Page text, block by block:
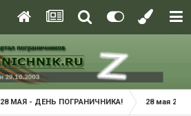
28 МАЯ - ДЕНЬ ПОГРАНИЧНИКА! 28 мая